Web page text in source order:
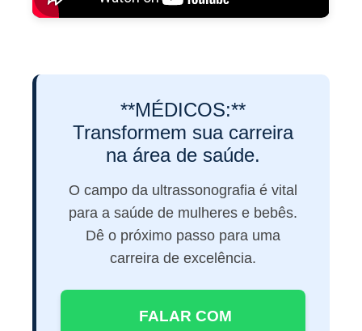
**MÉDICOS:**
Transformem sua carreira
na área de saúde.
O campo da ultrassonografia é vital
para a saúde de mulheres e bebês.
Dê o próximo passo para uma
carreira de excelência.
FALAR COM